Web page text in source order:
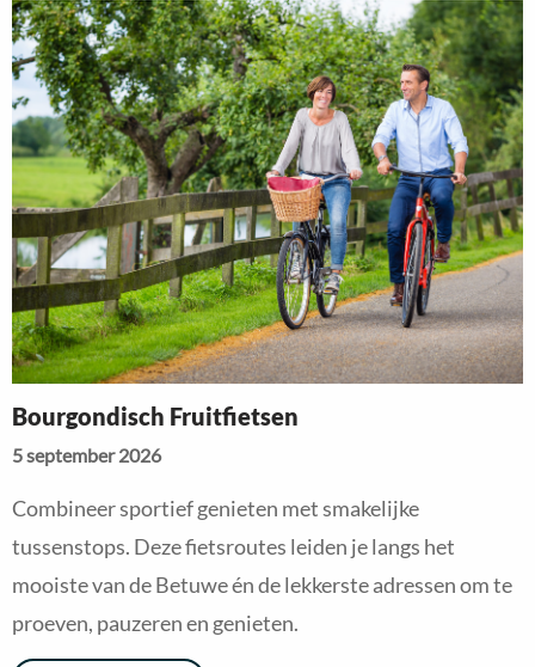
Bourgondisch Fruitfietsen
5 september 2026
Combineer sportief genieten met smakelijke
tussenstops. Deze fietsroutes leiden je langs het
mooiste van de Betuwe én de lekkerste adressen om te
proeven, pauzeren en genieten.
Read
more
about
Meer
informatie